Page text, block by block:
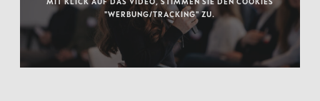
"WERBUNG/TRACKING" ZU.